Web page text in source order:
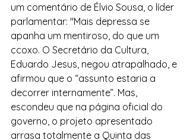
um comentário de Élvio Sousa, o líder
parlamentar: "Mais depressa se
apanha um mentiroso, do que um
ccoxo. O Secretário da Cultura,
Eduardo Jesus, negou atrapalhado, e
afirmou que o “assunto estaria a
decorrer internamente”. Mas,
escondeu que na página oficial do
governo, o projeto apresentado
arrasa totalmente a Quinta das